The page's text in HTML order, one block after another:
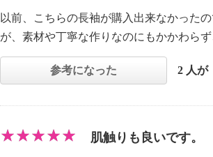
以前、こちらの長袖が購入出来なかった
が、素材や丁寧な作りなのにもかかわら
参考になった 2 人が
肌触りも良いです。